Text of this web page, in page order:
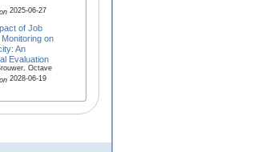
2025-06-27
of Job
on
An
Evaluation
Octave
2028-06-19